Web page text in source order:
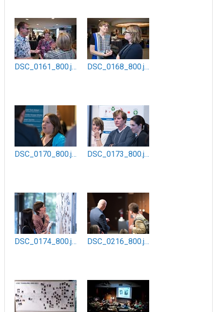
DSC_0161_800.jpg DSC_0168_800.jpg
DSC_0170_800.jpg DSC_0173_800.jpg
DSC_0174_800.jpg DSC_0216_800.jpg